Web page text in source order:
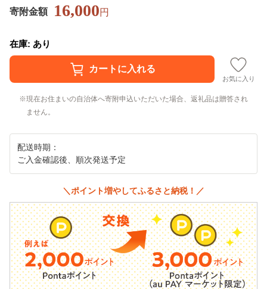
寄附金額 16,000円
在庫: あり
お気に入り
現在お住まいの自治体へ寄附申込いただいた場合、返礼品は贈答され
ません。
配送時期：
ご入金確認後、順次発送予定
＼ポイント増やしてふるさと納税！／